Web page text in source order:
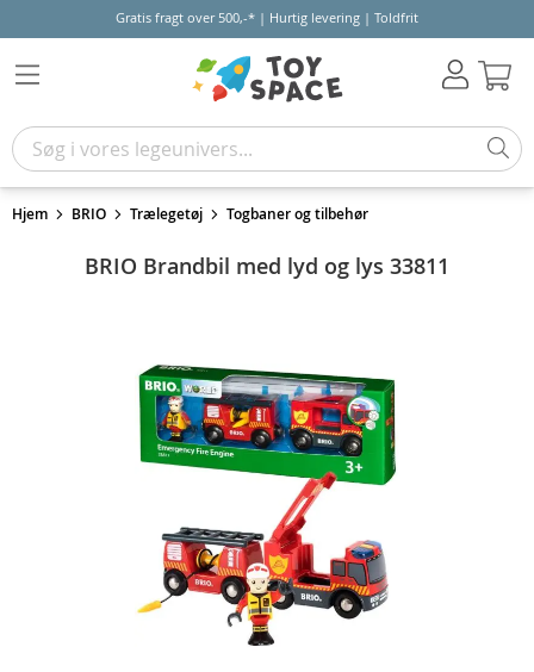
Gratis fragt over 500,-* | Hurtig levering | Toldfrit
Hjem BRIO Trælegetøj Togbaner og tilbehør
BRIO Brandbil med lyd og lys 33811